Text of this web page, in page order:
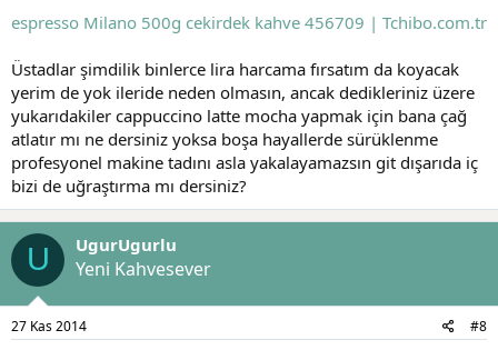
espresso Milano 500g cekirdek kahve 456709 | Tchibo.com.tr
Üstadlar şimdilik binlerce lira harcama fırsatım da koyacak
yerim de yok ileride neden olmasın, ancak dedikleriniz üzere
yukarıdakiler cappuccino latte mocha yapmak için bana çağ
atlatır mı ne dersiniz yoksa boşa hayallerde sürüklenme
profesyonel makine tadını asla yakalayamazsın git dışarıda iç
bizi de uğraştırma mı dersiniz?
U UgurUgurlu
Yeni Kahvesever
27 Kas 2014 #8